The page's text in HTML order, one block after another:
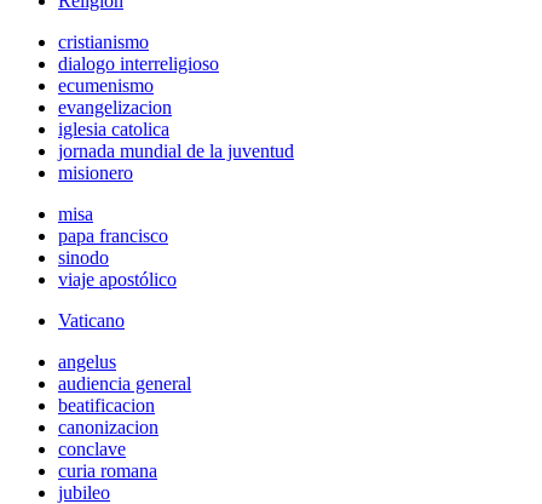
cristianismo
dialogo interreligioso
ecumenismo
evangelizacion
iglesia catolica
jornada mundial de la juventud
misionero
misa
papa francisco
sinodo
viaje apostólico
Vaticano
angelus
audiencia general
beatificacion
canonizacion
conclave
curia romana
jubileo